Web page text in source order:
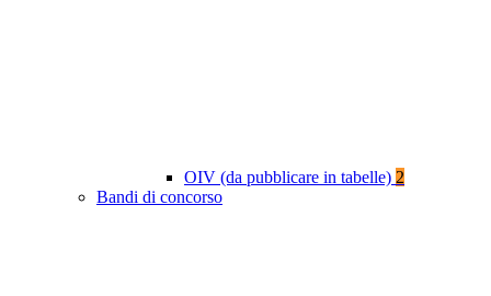
OIV (da pubblicare in tabelle) 2
Bandi di concorso